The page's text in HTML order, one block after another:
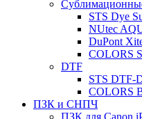
STS Dye
NUtec
DuPont
COLORS
DTF
STS DTF-
COLORS
ПЗК и СНПЧ
ПЗК для Canon